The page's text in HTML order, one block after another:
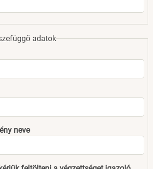
adatok
neve